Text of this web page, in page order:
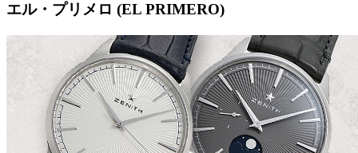
エル・プリメロ (EL PRIMERO)